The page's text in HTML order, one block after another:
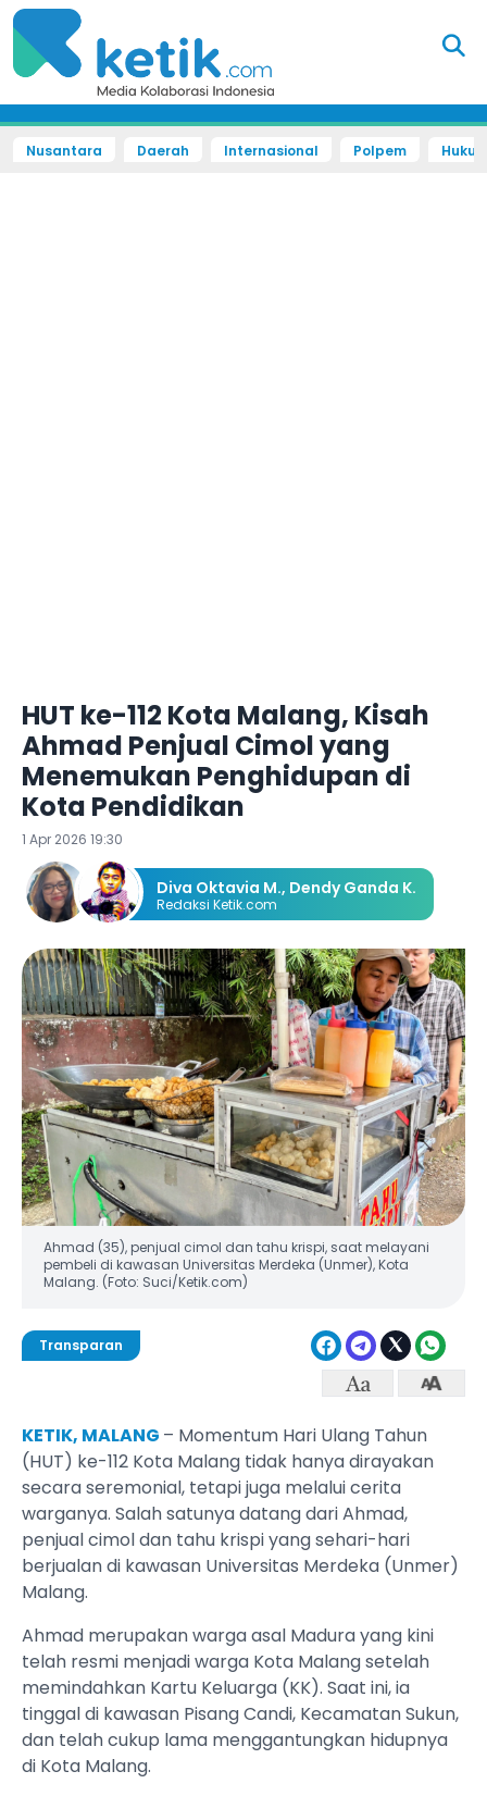
Nusantara Daerah Internasional Polpem
HUT ke-112 Kota Malang, Kisah
Ahmad Penjual Cimol yang
Menemukan Penghidupan di
Kota Pendidikan
1 Apr 2026 19:30
Diva Oktavia M., Dendy Ganda K.
Redaksi Ketik.com
Ahmad (35), penjual cimol dan tahu krispi, saat melayani
pembeli di kawasan Universitas Merdeka (Unmer), Kota
Malang. (Foto: Suci/Ketik.com)
Transparan
KETIK, MALANG – Momentum Hari Ulang Tahun
(HUT) ke-112 Kota Malang tidak hanya dirayakan
secara seremonial, tetapi juga melalui cerita
warganya. Salah satunya datang dari Ahmad,
penjual cimol dan tahu krispi yang sehari-hari
berjualan di kawasan Universitas Merdeka (Unmer)
Malang.
Ahmad merupakan warga asal Madura yang kini
telah resmi menjadi warga Kota Malang setelah
memindahkan Kartu Keluarga (KK). Saat ini, ia
tinggal di kawasan Pisang Candi, Kecamatan Sukun,
dan telah cukup lama menggantungkan hidupnya
di Kota Malang.